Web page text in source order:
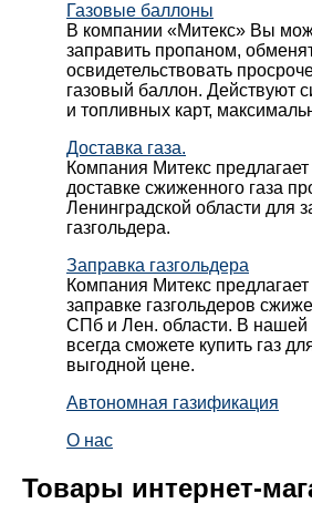
Газовые баллоны
В компании «Митекс» Вы
заправить пропаном,
освидетельствовать
газовый баллон. Действуют
и топливных карт,
Доставка газа.
Компания Митекс предлагает
доставке сжиженного газа
Ленинградской области для
газгольдера.
Заправка газгольдера
Компания Митекс предлагает
заправке газгольдеров
СПб и Лен. области. В
всегда сможете купить газ
выгодной цене.
Автономная газификация
О нас
Товары интернет-